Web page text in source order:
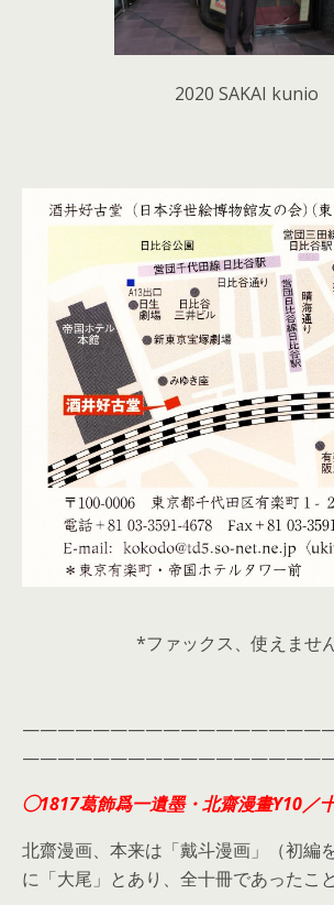
2020 SAKAI kunio
*ファックス、使えません
◯1817葛飾爲一遺墨・北齋漫畫Y10
北齋漫画、本来は「戴斗漫画」（初編
に「大尾」とあり、全十冊であったこ